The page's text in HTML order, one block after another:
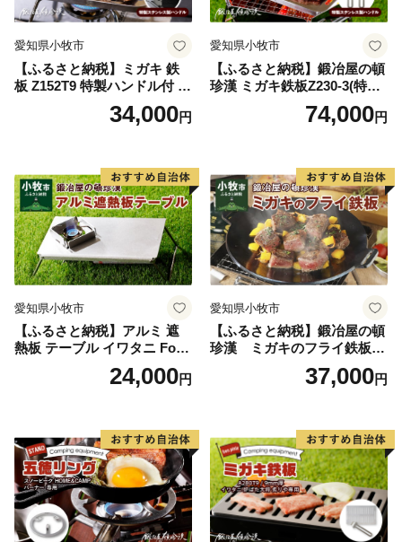
◇生スルメイカ、生うに等の発送について◇
普代村では新鮮な海産物をお届けするため、
生スルメイカ、生うになどの発送の際には発送日に
メールでご案内しています。
※ 『f-furusato@vill.fudai.iwate.jp』からのメールをお
愛知県小牧市
【ふるさと納税】ミガキ 鉄
板 Z152T9 特製ハンドル付 鍛
冶屋の頓珍漢 メスティン収
納可能 キャンプ アウトドア
用品 キャンプギア 鉄板料理
日本製 愛知県 送料無料
34,000円
愛知県小牧市
【ふるさと納税】鍛冶屋の頓
珍漢 ミガキ鉄板Z230-3(特製
ハンドル付)キャンプ アウト
ドア BBQ グランピング 極厚
日本製
74,000円
愛知県小牧市
【ふるさと納税】アルミ 遮
熱板 テーブル イワタニ Fore
Winds Micro Camp Stove F
W-MS01専用 折り畳みテーブ
ソロ ソロキャンプ グランピ
ング バーナー 風防 鍛冶屋の
頓珍漢 愛知県 小牧市 送料無
料
24,000円
愛知県小牧市
【ふるさと納税】鍛冶屋の頓
珍漢 ミガキのフライ鉄板
F220S アウトドア キャンプ
ソロ ソロキャンプ グランピ
37,000円